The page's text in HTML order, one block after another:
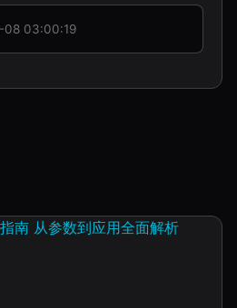
08 03:00:19